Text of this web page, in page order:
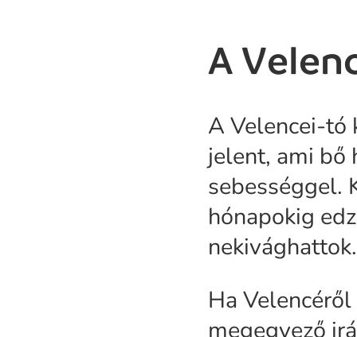
A
A Velencei-tó
jelent, ami bő
sebességgel.
hónapokig
nekivághattok.
Ha
megegyező